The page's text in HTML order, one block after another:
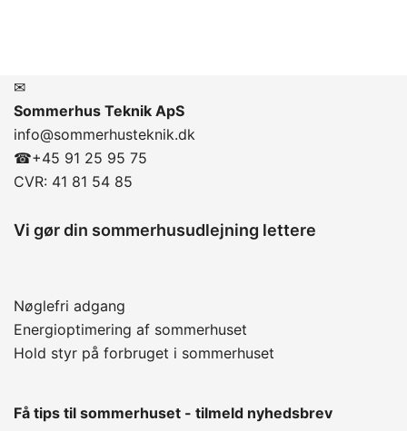
✉
Sommerhus Teknik ApS
info@sommerhusteknik.dk
☎+45 91 25 95 75
CVR: 41 81 54 85
Vi gør din sommerhusudlejning lettere
Nøglefri adgang
Energioptimering af sommerhuset
Hold styr på forbruget i sommerhuset
Få tips til sommerhuset - tilmeld nyhedsbrev